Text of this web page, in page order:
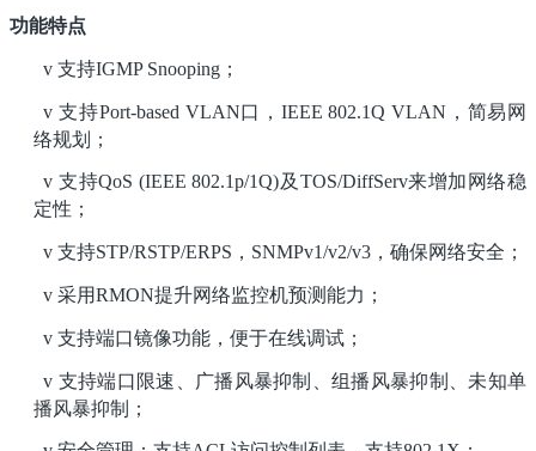
功能特点
v 支持IGMP Snooping ；
v 支持Port-based VLAN口， IEEE 802.1Q VLAN ，简易网
络规划；
v 支持QoS (IEEE 802.1p/1Q)及TOS/DiffServ来增加网络稳
定性；
v 支持STP/RSTP/ERPS ， SNMPv1/v2/v3 ，确保网络安全；
v 采用RMON提升网络监控机预测能力；
v 支持端口镜像功能，便于在线调试；
v 支持端口限速、广播风暴抑制、组播风暴抑制、未知单
播风暴抑制；